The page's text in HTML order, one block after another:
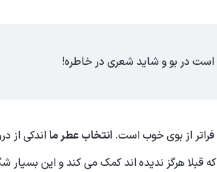
در بو و شاید شعری در خاطره!
فراتر از بوی خوب است. انتخاب عطر مااندکی از
که قبلا هرگز ندیده اند کمک می کند و این